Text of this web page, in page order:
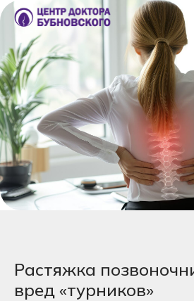
Растяжка
вред «турников»